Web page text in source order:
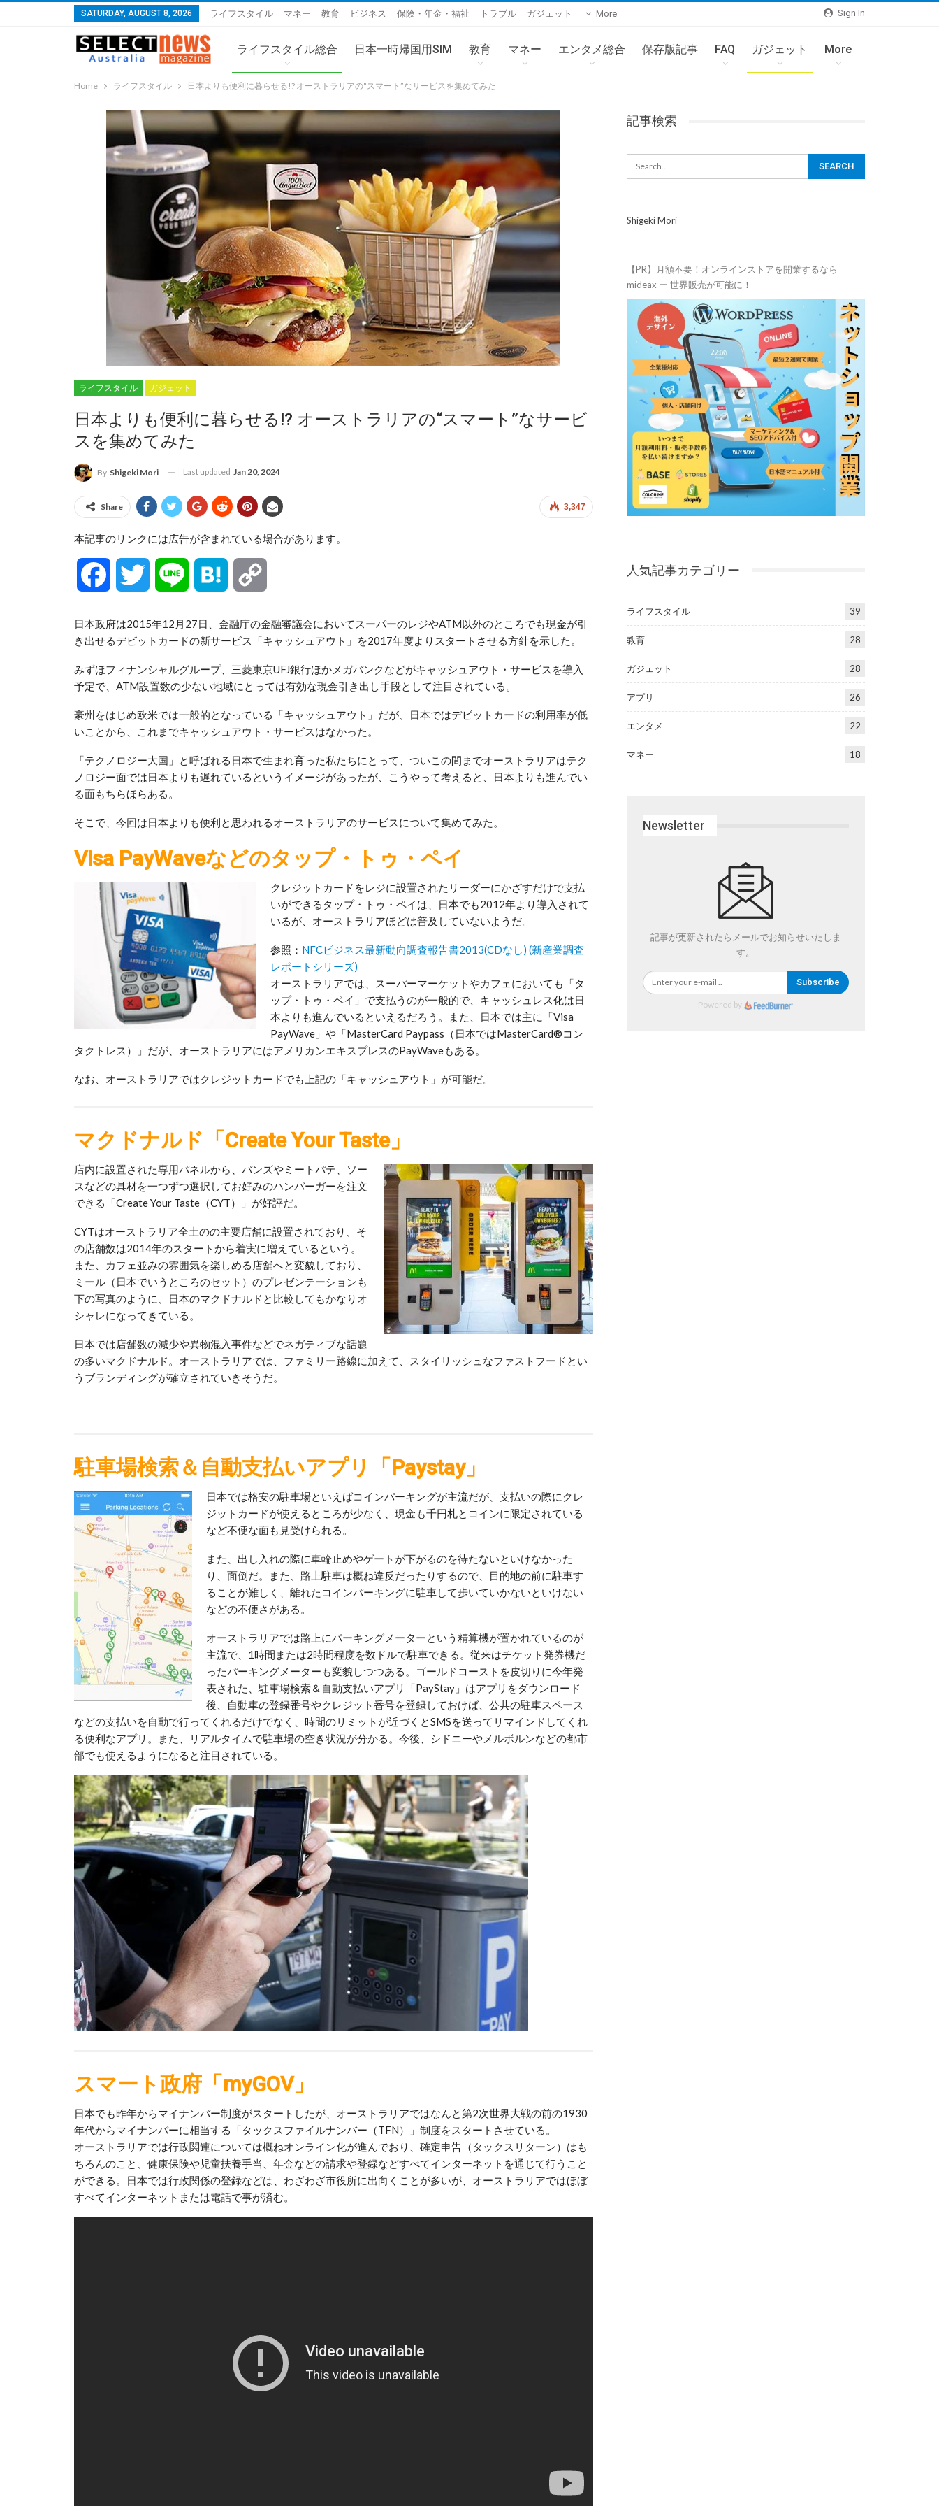
Sign In
SATURDAY, AUGUST 8, 2026 ライフスタイル マネー 教育 ビジネス 保険・年金・福祉 トラブル ガジェット More
ライフスタイル総合 日本一時帰国用SIM 教育 マネー エンタメ総合 保存版記事 FAQ ガジェット More
Home ライフスタイル 日本よりも便利に暮らせる!? オーストラリアの“スマート”なサービスを集めてみた
ライフスタイル ガジェット
日本よりも便利に暮らせる!? オーストラリアの“スマート”なサービ
スを集めてみた
By Shigeki Mori Last updated Jan 20, 2024
3,347
Share
本記事のリンクには広告が含まれている場合があります。
Facebook Twitter Line Hatena
日本政府は2015年12月27日、金融庁の金融審議会においてスーパーのレジやATM以外のところでも現金が引
き出せるデビットカードの新サービス「キャッシュアウト」を2017年度よりスタートさせる方針を示した。
みずほフィナンシャルグループ、三菱東京UFJ銀行ほかメガバンクなどがキャッシュアウト・サービスを導入
予定で、ATM設置数の少ない地域にとっては有効な現金引き出し手段として注目されている。
豪州をはじめ欧米では一般的となっている「キャッシュアウト」だが、日本ではデビットカードの利用率が低
いことから、これまでキャッシュアウト・サービスはなかった。
「テクノロジー大国」と呼ばれる日本で生まれ育った私たちにとって、ついこの間までオーストラリアはテク
ノロジー面では日本よりも遅れているというイメージがあったが、こうやって考えると、日本よりも進んでい
る面もちらほらある。
そこで、今回は日本よりも便利と思われるオーストラリアのサービスについて集めてみた。
Visa PayWaveなどのタップ・トゥ・ペイ
クレジットカードをレジに設置されたリーダーにかざすだけで支払
いができるタップ・トゥ・ペイは、日本でも2012年より導入されて
いるが、オーストラリアほどは普及していないようだ。
参照： NFCビジネス最新動向調査報告書2013(CDなし) (新産業調査
レポートシリーズ)
オーストラリアでは、スーパーマーケットやカフェにおいても「タ
ップ・トゥ・ペイ」で支払うのが一般的で、キャッシュレス化は日
本よりも進んでいるといえるだろう。また、日本では主に「Visa
PayWave」や「MasterCard Paypass（日本ではMasterCard®コン
タクトレス）」だが、オーストラリアにはアメリカンエキスプレスのPayWaveもある。
なお、オーストラリアではクレジットカードでも上記の「キャッシュアウト」が可能だ。
マクドナルド「Create Your Taste」
店内に設置された専用パネルから、バンズやミートパテ、ソー
スなどの具材を一つずつ選択してお好みのハンバーガーを注文
できる「Create Your Taste（CYT）」が好評だ。
CYTはオーストラリア全土のの主要店舗に設置されており、そ
の店舗数は2014年のスタートから着実に増えているという。
また、カフェ並みの雰囲気を楽しめる店舗へと変貌しており、
ミール（日本でいうところのセット）のプレゼンテーションも
下の写真のように、日本のマクドナルドと比較してもかなりオ
シャレになってきている。
日本では店舗数の減少や異物混入事件などでネガティブな話題
の多いマクドナルド。オーストラリアでは、ファミリー路線に加えて、スタイリッシュなファストフードとい
うブランディングが確立されていきそうだ。
駐車場検索＆自動支払いアプリ「Paystay」
日本では格安の駐車場といえばコインパーキングが主流だが、支払いの際にクレ
ジットカードが使えるところが少なく、現金も千円札とコインに限定されている
など不便な面も見受けられる。
また、出し入れの際に車輪止めやゲートが下がるのを待たないといけなかった
り、面倒だ。また、路上駐車は概ね違反だったりするので、目的地の前に駐車す
ることが難しく、離れたコインパーキングに駐車して歩いていかないといけない
などの不便さがある。
オーストラリアでは路上にパーキングメーターという精算機が置かれているのが
主流で、1時間または2時間程度を数ドルで駐車できる。従来はチケット発券機だ
ったパーキングメーターも変貌しつつある。ゴールドコーストを皮切りに今年発
表された、駐車場検索＆自動支払いアプリ「PayStay」はアプリをダウンロード
後、自動車の登録番号やクレジット番号を登録しておけば、公共の駐車スペース
などの支払いを自動で行ってくれるだけでなく、時間のリミットが近づくとSMSを送ってリマインドしてくれ
る便利なアプリ。また、リアルタイムで駐車場の空き状況が分かる。今後、シドニーやメルボルンなどの都市
部でも使えるようになると注目されている。
スマート政府「myGOV」
日本でも昨年からマイナンバー制度がスタートしたが、オーストラリアではなんと第2次世界大戦の前の1930
年代からマイナンバーに相当する「タックスファイルナンバー（TFN）」制度をスタートさせている。
オーストラリアでは行政関連については概ねオンライン化が進んでおり、確定申告（タックスリターン）はも
ちろんのこと、健康保険や児童扶養手当、年金などの請求や登録などすべてインターネットを通じて行うこと
ができる。日本では行政関係の登録などは、わざわざ市役所に出向くことが多いが、オーストラリアではほぼ
すべてインターネットまたは電話で事が済む。
記事検索
Shigeki Mori
【PR】月額不要！オンラインストアを開業するなら
mideax ー 世界販売が可能に！
人気記事カテゴリー
ライフスタイル 39
教育 28
ガジェット 28
アプリ 26
エンタメ 22
マネー 18
Newsletter
記事が更新されたらメールでお知らせいたしま
す。
Subscribe
Powered by